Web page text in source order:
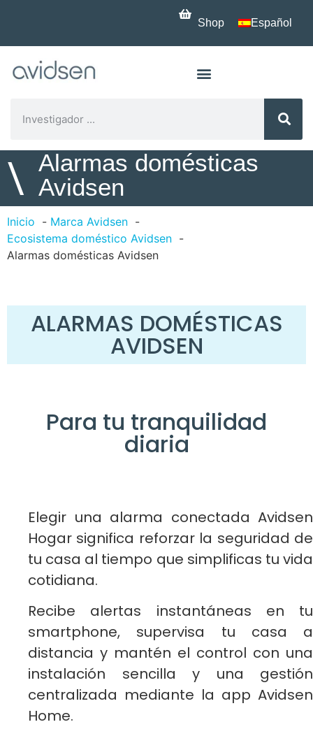
Shop Español
\ Alarmas domésticas
Avidsen
Inicio
Marca Avidsen
Ecosistema doméstico Avidsen
Alarmas domésticas Avidsen
ALARMAS DOMÉSTICAS
AVIDSEN
Para tu tranquilidad
diaria
Elegir una alarma conectada Avidsen
Hogar significa reforzar la seguridad de
tu casa al tiempo que simplificas tu vida
cotidiana.
Recibe alertas instantáneas en tu
smartphone, supervisa tu casa a
distancia y mantén el control con una
instalación sencilla y una gestión
centralizada mediante la app Avidsen
Home.